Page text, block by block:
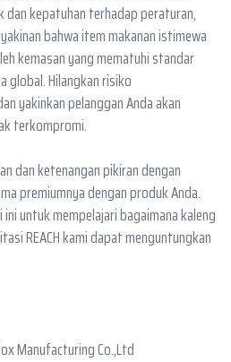
dan kepatuhan terhadap peraturan,
bahwa item makanan istimewa
kemasan yang mematuhi standar
global. Hilangkan risiko
yakinkan pelanggan Anda akan
terkompromi.
dan ketenangan pikiran dengan
premiumnya dengan produk Anda.
ini untuk mempelajari bagaimana kaleng
REACH kami dapat menguntungkan
Manufacturing Co.,Ltd